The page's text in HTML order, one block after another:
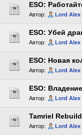
ESO:
Автор: Lord Alex
ESO: Убей
Автор: Lord Alex
ESO: Новая
Автор: Lord Alex
ESO:
Автор: Lord Alex
Tamriel
Автор: Lord Alex